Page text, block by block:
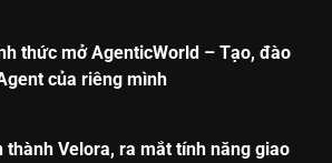
thức mở AgenticWorld – Tạo, đào
của riêng mình
thành Velora, ra mắt tính năng giao